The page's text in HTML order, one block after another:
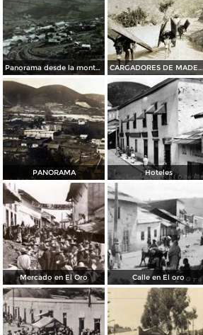
Panorama desde la montana Somera CARGADORES DE MADERA EN LOS ALREDEDORES DE EL ORO ESTADO DE MEXICO
PANORAMA Hoteles
Mercado en El Oro Calle en El oro